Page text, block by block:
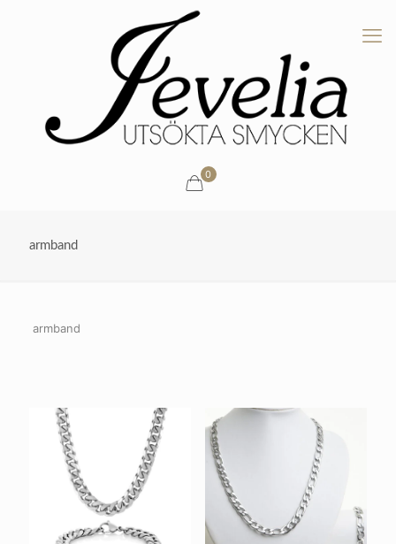
0
armband
armband